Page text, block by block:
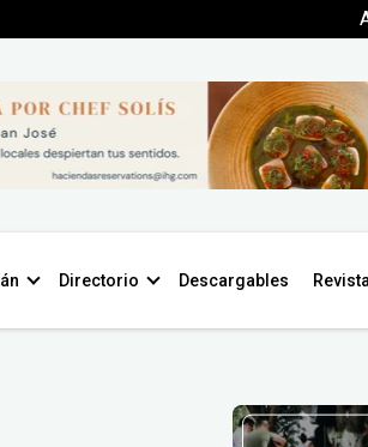
Directorio Descargables Revista